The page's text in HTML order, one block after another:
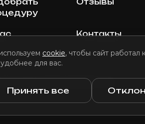
cookie, чтобы сайт работал
для вас.
Принять все
Контакты
использования файлов cookie